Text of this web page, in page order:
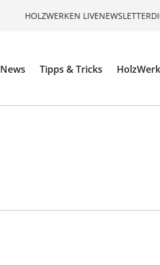
HOLZWERKEN LIVENEWSLETTER
News Tipps & Tricks